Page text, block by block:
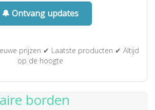
🔔 Ontvang updates
prijzen ✔ Laatste producten ✔ Altijd
op de hoogte
borden